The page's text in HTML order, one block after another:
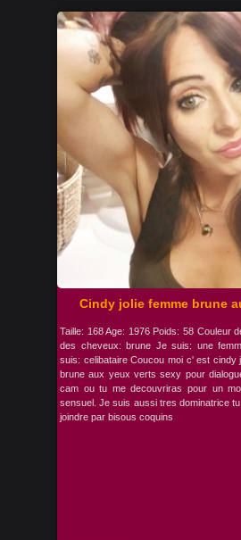
Cindy jolie femme brune
Taille: 168 Age: 1976 Poids: 58 Couleur
des cheveux: brune Je suis: une
suis: celibataire Coucou moi c' est cindy
brune aux yeux verts sexy pour
cam ou tu me decouvriras pour un
sensuel. Je suis aussi tres dominatrice
joindre par bisous coquins